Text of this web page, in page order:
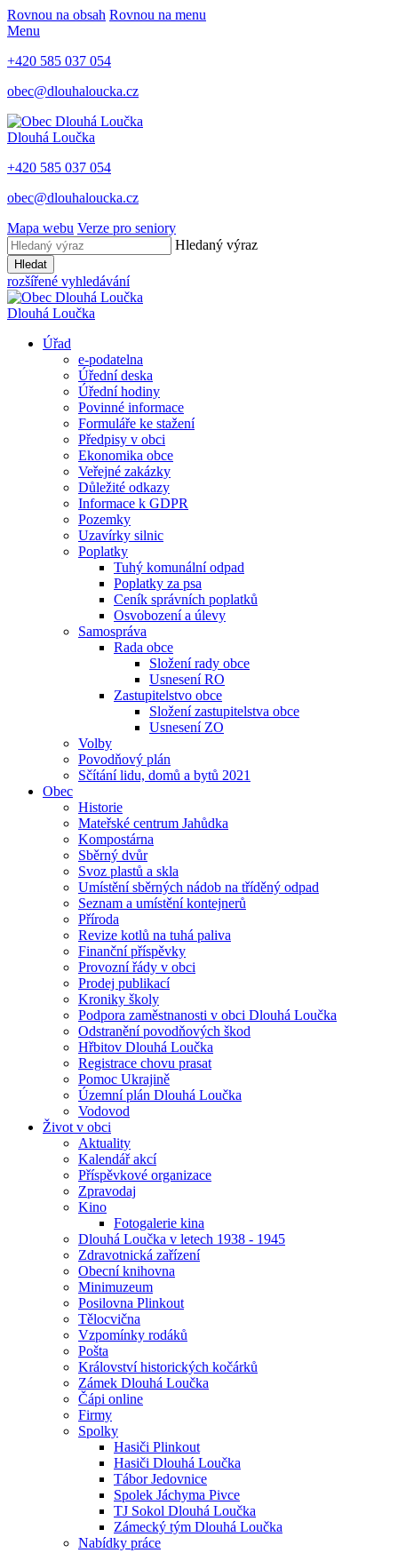
Rovnou na obsah Rovnou na menu
Menu
+420 585 037 054
obec@dlouhaloucka.cz
Dlouhá Loučka
+420 585 037 054
obec@dlouhaloucka.cz
Mapa webu Verze pro seniory
Hledaný výraz
Hledat
rozšířené vyhledávání
Dlouhá Loučka
Úřad
e-podatelna
Úřední deska
Úřední hodiny
Povinné informace
Formuláře ke stažení
Předpisy v obci
Ekonomika obce
Veřejné zakázky
Důležité odkazy
Informace k GDPR
Pozemky
Uzavírky silnic
Poplatky
Tuhý komunální odpad
Poplatky za psa
Ceník správních poplatků
Osvobození a úlevy
Samospráva
Rada obce
Složení rady obce
Usnesení RO
Zastupitelstvo obce
Složení zastupitelstva obce
Usnesení ZO
Volby
Povodňový plán
Sčítání lidu, domů a bytů 2021
Obec
Historie
Mateřské centrum Jahůdka
Kompostárna
Sběrný dvůr
Svoz plastů a skla
Umístění sběrných nádob na tříděný odpad
Seznam a umístění kontejnerů
Příroda
Revize kotlů na tuhá paliva
Finanční příspěvky
Provozní řády v obci
Prodej publikací
Kroniky školy
Podpora zaměstnanosti v obci Dlouhá Loučka
Odstranění povodňových škod
Hřbitov Dlouhá Loučka
Registrace chovu prasat
Pomoc Ukrajině
Územní plán Dlouhá Loučka
Vodovod
Život v obci
Aktuality
Kalendář akcí
Příspěvkové organizace
Zpravodaj
Kino
Fotogalerie kina
Dlouhá Loučka v letech 1938 - 1945
Zdravotnická zařízení
Obecní knihovna
Minimuzeum
Posilovna Plinkout
Tělocvična
Vzpomínky rodáků
Pošta
Království historických kočárků
Zámek Dlouhá Loučka
Čápi online
Firmy
Spolky
Hasiči Plinkout
Hasiči Dlouhá Loučka
Tábor Jedovnice
Spolek Jáchyma Pivce
TJ Sokol Dlouhá Loučka
Zámecký tým Dlouhá Loučka
Nabídky práce